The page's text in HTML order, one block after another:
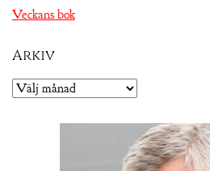
Veckans bok
Arkiv
Arkiv